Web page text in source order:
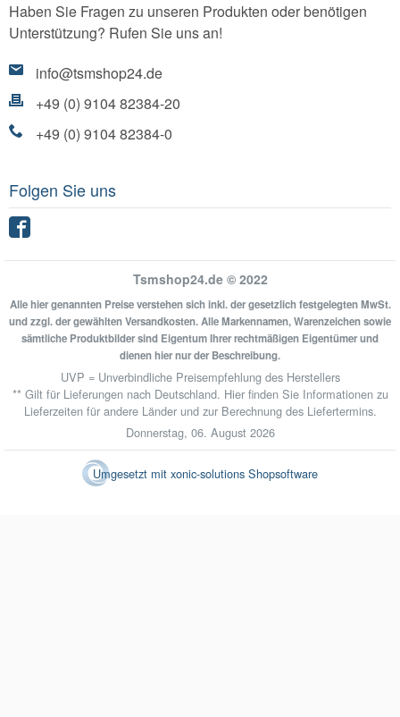
Haben Sie Fragen zu unseren Produkten oder benötigen
Unterstützung? Rufen Sie uns an!
info@tsmshop24.de
+49 (0) 9104 82384-20
+49 (0) 9104 82384-0
Folgen Sie uns
Tsmshop24.de © 2022
Alle hier genannten Preise verstehen sich inkl. der gesetzlich festgelegten MwSt.
und zzgl. der gewählten Versandkosten. Alle Markennamen, Warenzeichen sowie
sämtliche Produktbilder sind Eigentum Ihrer rechtmäßigen Eigentümer und
dienen hier nur der Beschreibung.
UVP = Unverbindliche Preisempfehlung des Herstellers
** Gilt für Lieferungen nach Deutschland. Hierfinden Sie Informationen zu
Lieferzeiten für andere Länder und zur Berechnung des Liefertermins.
Donnerstag, 06. August 2026
Umgesetzt mit xonic-solutions Shopsoftware